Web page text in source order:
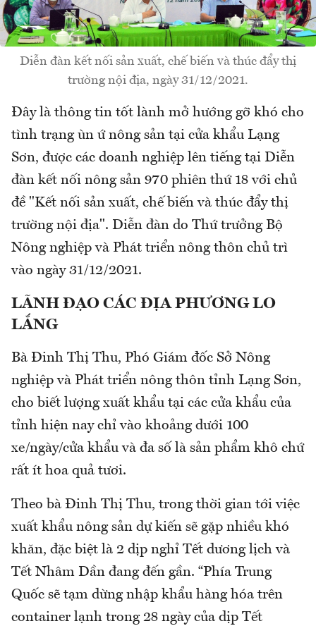
Diễn đàn kết nối sản xuất, chế biến và thúc đẩy thị
trường nội địa, ngày 31/12/2021.
Đây là thông tin tốt lành mở hướng gỡ khó cho
tình trạng ùn ứ nông sản tại cửa khẩu Lạng
Sơn, được các doanh nghiệp lên tiếng tại Diễn
đàn kết nối nông sản 970 phiên thứ 18 với chủ
đề "Kết nối sản xuất, chế biến và thúc đẩy thị
trường nội địa". Diễn đàn do Thứ trưởng Bộ
Nông nghiệp và Phát triển nông thôn chủ trì
vào ngày 31/12/2021.
LÃNH ĐẠO CÁC ĐỊA PHƯƠNG LO
LẮNG
Bà Đinh Thị Thu, Phó Giám đốc Sở Nông
nghiệp và Phát triển nông thôn tỉnh Lạng Sơn,
cho biết lượng xuất khẩu tại các cửa khẩu của
tỉnh hiện nay chỉ vào khoảng dưới 100
xe/ngày/cửa khẩu và đa số là sản phẩm khô chứ
rất ít hoa quả tươi.
Theo bà Đinh Thị Thu, trong thời gian tới việc
xuất khẩu nông sản dự kiến sẽ gặp nhiều khó
khăn, đặc biệt là 2 dịp nghỉ Tết dương lịch và
Tết Nhâm Dần đang đến gần. “Phía Trung
Quốc sẽ tạm dừng nhập khẩu hàng hóa trên
container lạnh trong 28 ngày của dịp Tết